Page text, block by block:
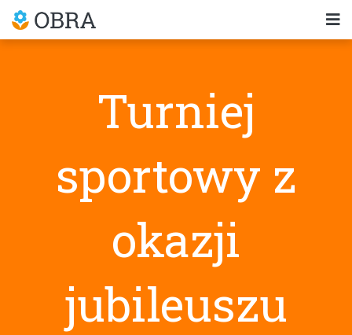
Turniej
sportowy z
okazji
jubileuszu